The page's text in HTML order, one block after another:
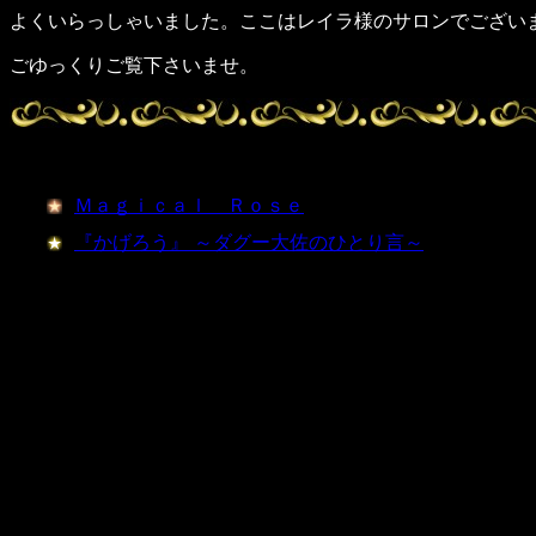
よくいらっしゃいました。ここはレイラ様のサロンでござい
ごゆっくりご覧下さいませ。
Ｍａｇｉｃａｌ Ｒｏｓｅ
『かげろう』 ～ダグー大佐のひとり言～